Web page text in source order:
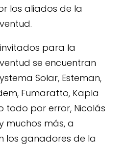
los aliados de la
para la
se encuentran
Solar, Esteman,
Fumaratto, Kapla
todo por error, Nicolás
muchos más, a
los ganadores de la